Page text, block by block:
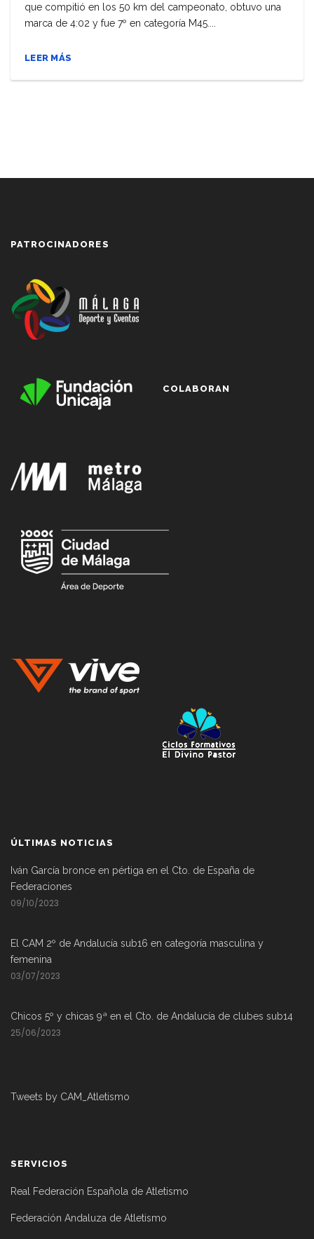
que compitió en los 50 km del campeonato, obtuvo una
marca de 4:02 y fue 7º en categoría M45....
LEER MÁS
PATROCINADORES
COLABORAN
ÚLTIMAS NOTICIAS
Iván García bronce en pértiga en el Cto. de España de
Federaciones
09/10/2023
El CAM 2º de Andalucía sub16 en categoría masculina y
femenina
03/07/2023
Chicos 5º y chicas 9ª en el Cto. de Andalucía de clubes sub14
25/06/2023
Tweets by CAM_Atletismo
SERVICIOS
Real Federación Española de Atletismo
Federación Andaluza de Atletismo